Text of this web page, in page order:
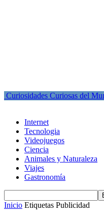
Curiosidades Curiosas del
Internet
Tecnologia
Videojuegos
Ciencia
Animales y Naturaleza
Viajes
Gastronomía
Inicio Etiquetas Publicidad